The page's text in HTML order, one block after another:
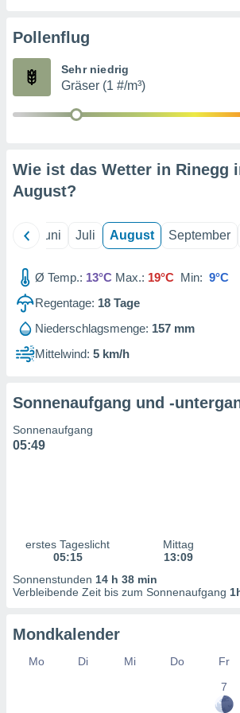
zur
zur
von
durch
von
zur
Inhalten.
und der
von
Pollenflug
Sehr niedrig
Gräser (1 #/m³)
Wie ist das Wetter in Rinegg
August?
Juni Juli August September
Ø Temp.: 13°C Max.: 19°C Min: 9°C
Regentage: 18 Tage
Niederschlagsmenge: 157 mm
Mittelwind: 5 km/h
Sonnenaufgang und -
Sonnenaufgang
05:49
erstes Tageslicht
05:15
Mittag
13:09
Sonnenstunden 14 h 38 min
Verbleibende Zeit bis zum Sonnenaufgang
Mondkalender
Mo Di Mi Do Fr
7